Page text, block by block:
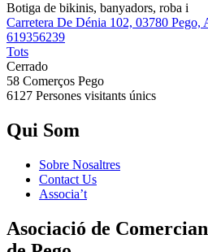
Botiga de bikinis, banyadors, roba i
Carretera De Dénia 102, 03780 Pego,
619356239
Tots
Cerrado
58 Comerços Pego
6127 Persones visitants únics
Qui Som
Sobre Nosaltres
Contact Us
Associa’t
Asociació de